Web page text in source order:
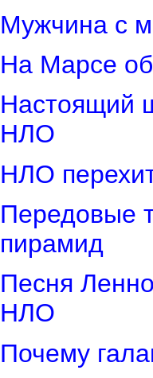
Мужчина с
На Марсе
Настоящий
НЛО
НЛО
Передовые
пирамид
Песня
НЛО
Почему